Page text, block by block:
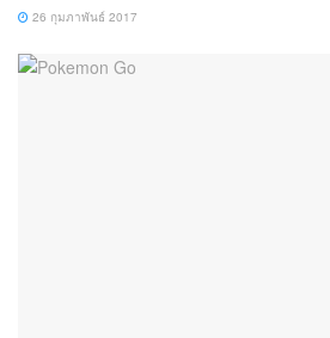
26 กุมภาพันธ์ 2017